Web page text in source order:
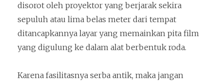
disorot oleh proyektor yang berjarak sekira
sepuluh atau lima belas meter dari tempat
ditancapkannya layar yang memainkan pita film
yang digulung ke dalam alat berbentuk roda.
Karena fasilitasnya serba antik, maka jangan